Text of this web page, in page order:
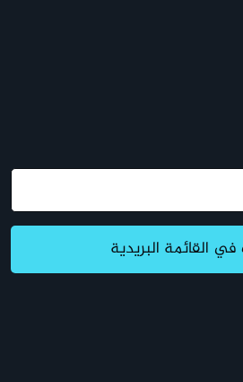
في القائمة البريدية